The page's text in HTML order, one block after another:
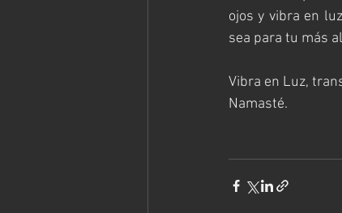
ojos y vibra en
sea para tu más
Vibra en Luz,
Namasté.